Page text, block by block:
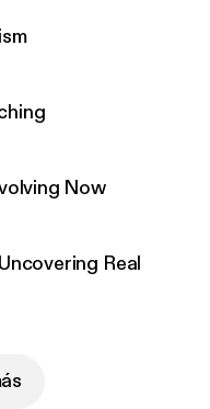
Now
Real